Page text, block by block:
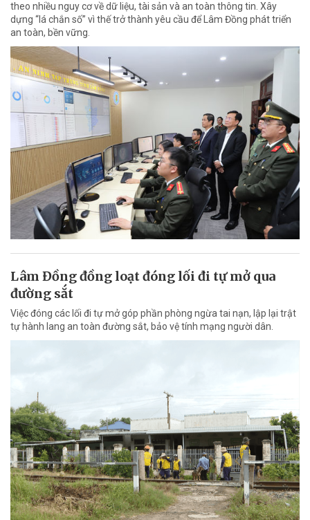
theo nhiều nguy cơ về dữ liệu, tài sản và an toàn thông tin. Xây
dựng “lá chắn số” vì thế trở thành yêu cầu để Lâm Đồng phát triển
an toàn, bền vững.
Lâm Đồng đồng loạt đóng lối đi tự mở qua
đường sắt
Việc đóng các lối đi tự mở góp phần phòng ngừa tai nạn, lập lại trật
tự hành lang an toàn đường sắt, bảo vệ tính mạng người dân.